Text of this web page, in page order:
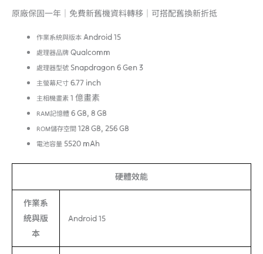
原廠保固一年｜免費新舊機資料轉移｜可搭配舊換新折抵
作業系統與版本 Android 15
處理器品牌 Qualcomm
處理器型號 Snapdragon 6 Gen 3
主螢幕尺寸 6.77 inch
主相機畫素 1 億畫素
RAM記憶體 6 GB, 8 GB
ROM儲存空間 128 GB, 256 GB
電池容量 5520 mAh
硬體效能
作業系
統與版
本
Android 15